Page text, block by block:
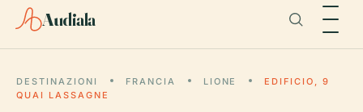
Audiala
DESTINAZIONI FRANCIA LIONE
EDIFICIO, 9
QUAI LASSAGNE